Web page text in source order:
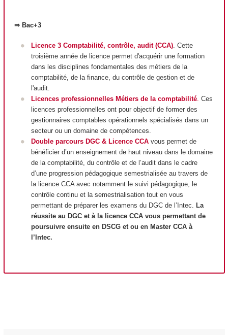
⇒ Bac+3
Licence 3 Comptabilité, contrôle, audit (CCA). Cette
troisième année de licence permet d'acquérir une formation
dans les disciplines fondamentales des métiers de la
comptabilité, de la finance, du contrôle de gestion et de
l'audit.
Licences professionnelles Métiers de la comptabilité. Ces
licences professionnelles ont pour objectif de former des
gestionnaires comptables opérationnels spécialisés dans un
secteur ou un domaine de compétences.
Double parcours DGC & Licence CCA vous permet de
bénéficier d’un enseignement de haut niveau dans le domaine
de la comptabilité, du contrôle et de l’audit dans le cadre
d’une progression pédagogique semestrialisée au travers de
la licence CCA avec notamment le suivi pédagogique, le
contrôle continu et la semestrialisation tout en vous
permettant de préparer les examens du DGC de l’Intec. La
réussite au DGC et à la licence CCA vous permettant de
poursuivre ensuite en DSCG et ou en Master CCA à
l’Intec.